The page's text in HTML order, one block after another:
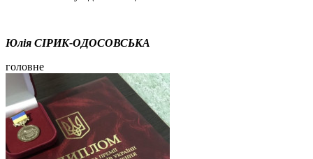
Юлія СІРИК-ОДОСОВСЬКА
головне